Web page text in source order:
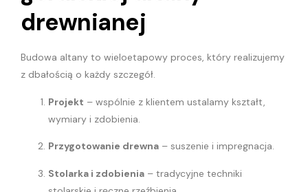
drewnianej
Budowa altany to wieloetapowy proces, który realizujemy
z dbałością o każdy szczegół.
Projekt – wspólnie z klientem ustalamy kształt,
wymiary i zdobienia.
Przygotowanie drewna – suszenie i impregnacja.
Stolarka i zdobienia – tradycyjne techniki